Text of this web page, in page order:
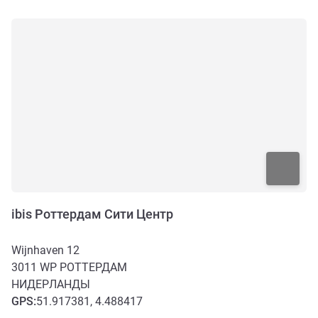
ibis Роттердам Сити Центр
Wijnhaven 12
3011 WP РОТТЕРДАМ
НИДЕРЛАНДЫ
GPS:51.917381, 4.488417